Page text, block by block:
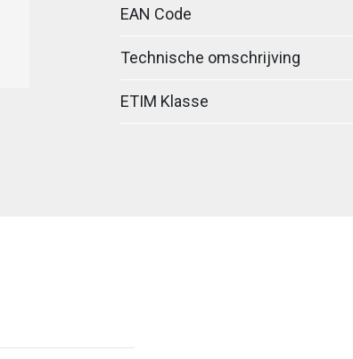
EAN Code
Technische omschrijving
ETIM Klasse